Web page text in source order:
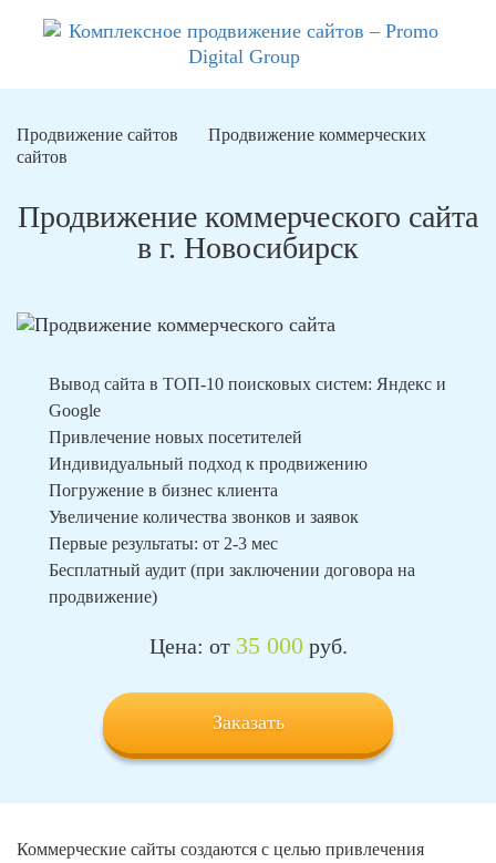
Продвижение сайтов
Продвижение коммерческих
сайтов
Продвижение коммерческого сайта
в г. Новосибирск
Вывод сайта в ТОП-10 поисковых систем: Яндекс и
Google
Привлечение новых посетителей
Индивидуальный подход к продвижению
Погружение в бизнес клиента
Увеличение количества звонков и заявок
Первые результаты: от 2-3 мес
Бесплатный аудит (при заключении договора на
продвижение)
Цена: от 35 000руб.
Заказать
Коммерческие сайты создаются с целью привлечения